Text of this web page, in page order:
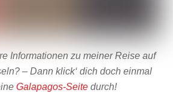
Informationen zu meiner Reise auf
– Dann klick‘ dich doch einmal
Galapagos-Seite durch!